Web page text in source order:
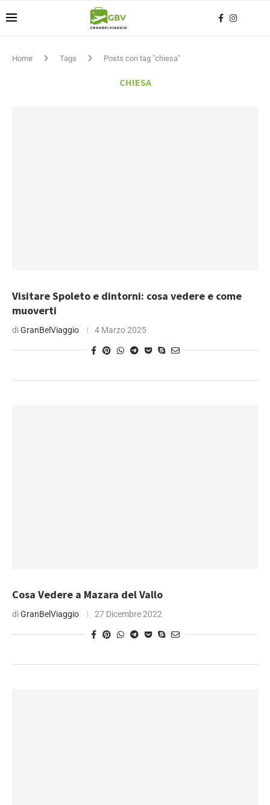
Home Tags Posts con tag "chiesa"
CHIESA
Visitare Spoleto e dintorni: cosa vedere e come
muoverti
diGranBelViaggio 4 Marzo 2025
Cosa Vedere a Mazara del Vallo
diGranBelViaggio 27 Dicembre 2022